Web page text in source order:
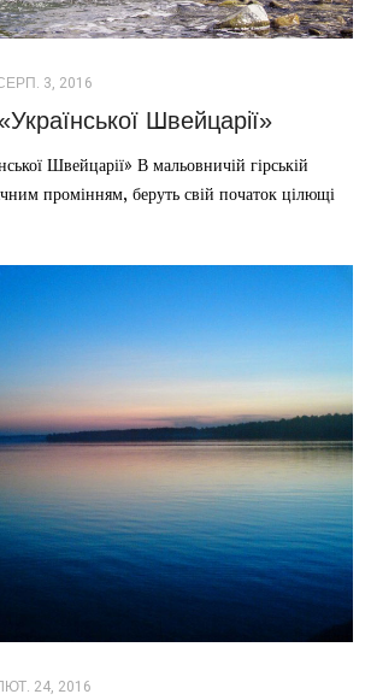
3, 2016
Швейцарії»
Швейцарії» В мальовничій гірській
промінням, беруть свій початок цілющі
24, 2016